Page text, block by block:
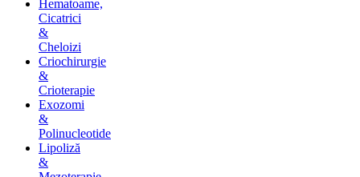
Hematoame,
Cicatrici
&
Cheloizi
Criochirurgie
&
Crioterapie
Exozomi
&
Polinucleotide
Lipoliză
&